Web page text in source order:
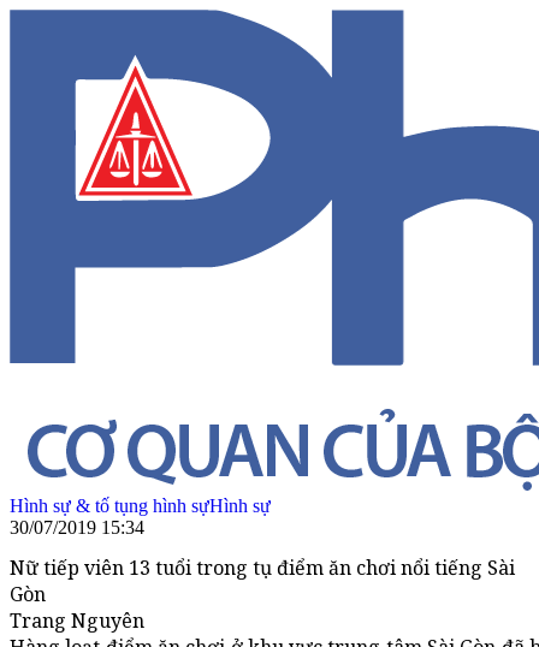
Hình sự & tố tụng hình sựHình sự
30/07/2019 15:34
Nữ tiếp viên 13 tuổi trong tụ điểm ăn chơi nổi tiếng Sài
Gòn
Trang Nguyên